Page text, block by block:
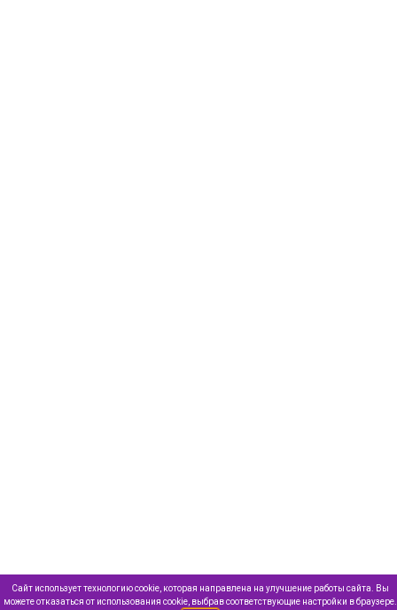
Сайт использует технологию cookie, которая направлена на улучшение работы сайта. Вы
можете отказаться от использования cookie, выбрав соответствующие настройки в браузере.